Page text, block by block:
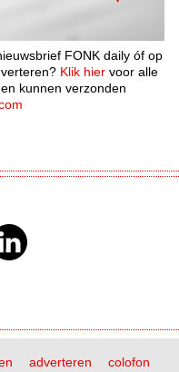
FONK daily óf op
Klik hier voor alle
kunnen verzonden
adverteren colofon